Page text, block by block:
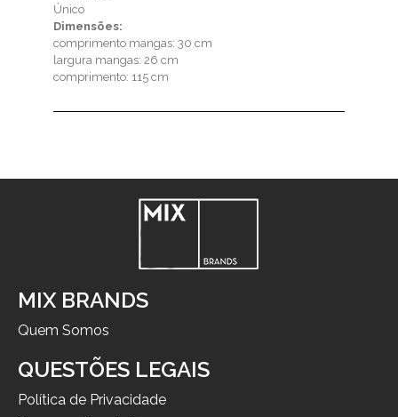
Único
Dimensões:
comprimento mangas: 30 cm
largura mangas: 26 cm
comprimento: 115 cm
MIX BRANDS
Quem Somos
QUESTÕES LEGAIS
Política de Privacidade